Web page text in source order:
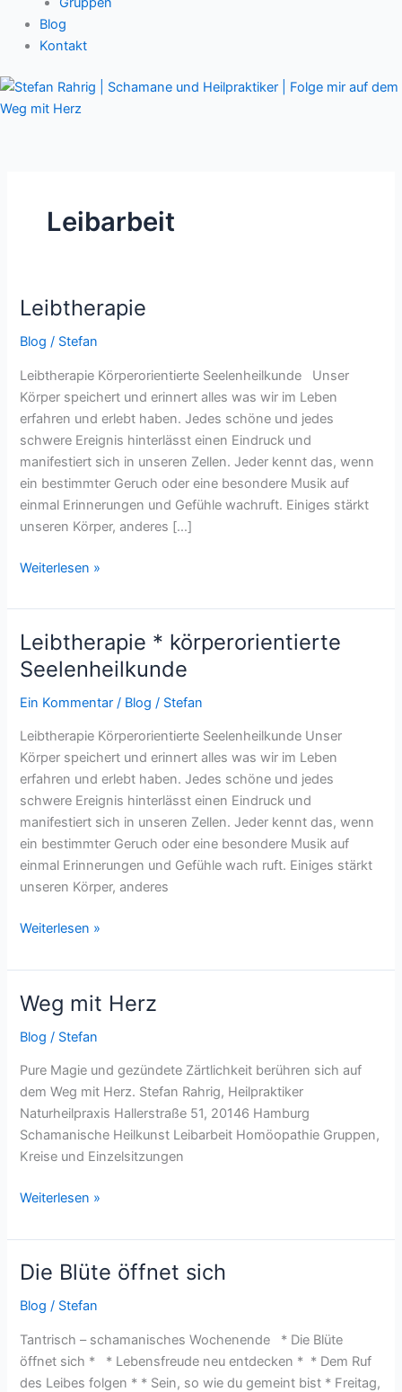
Blog
Kontakt
Leibarbeit
Leibtherapie
Blog / Stefan
Leibtherapie Körperorientierte Seelenheilkunde Unser
Körper speichert und erinnert alles was wir im Leben
erfahren und erlebt haben. Jedes schöne und jedes
schwere Ereignis hinterlässt einen Eindruck und
manifestiert sich in unseren Zellen. Jeder kennt das, wenn
ein bestimmter Geruch oder eine besondere Musik auf
einmal Erinnerungen und Gefühle wachruft. Einiges stärkt
unseren Körper, anderes […]
Leibtherapie
Weiterlesen »
Leibtherapie * körperorientierte
Seelenheilkunde
Ein Kommentar / Blog / Stefan
Leibtherapie Körperorientierte Seelenheilkunde Unser
Körper speichert und erinnert alles was wir im Leben
erfahren und erlebt haben. Jedes schöne und jedes
schwere Ereignis hinterlässt einen Eindruck und
manifestiert sich in unseren Zellen. Jeder kennt das, wenn
ein bestimmter Geruch oder eine besondere Musik auf
einmal Erinnerungen und Gefühle wach ruft. Einiges stärkt
unseren Körper, anderes
Leibtherapie
*
körperorientierte
Seelenheilkunde
Weiterlesen »
Weg mit Herz
Blog / Stefan
Pure Magie und gezündete Zärtlichkeit berühren sich auf
dem Weg mit Herz. Stefan Rahrig, Heilpraktiker
Naturheilpraxis Hallerstraße 51, 20146 Hamburg
Schamanische Heilkunst Leibarbeit Homöopathie Gruppen,
Kreise und Einzelsitzungen
Weg
Herz
Weiterlesen »
Die Blüte öffnet sich
Blog / Stefan
Tantrisch – schamanisches Wochenende * Die Blüte
öffnet sich * * Lebensfreude neu entdecken * * Dem Ruf
des Leibes folgen * * Sein, so wie du gemeint bist * Freitag,
Die
öffnet
sich